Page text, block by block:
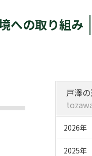
への取り組み
戸澤
2026年
2025年